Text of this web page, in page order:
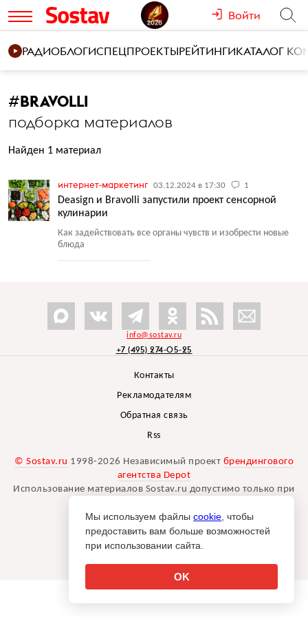
Войти
РАДИОБЛОГИСПЕЦПРОЕКТЫРЕЙТИНГИКАТАЛОГ
#BRAVOLLI
подборка материалов
Найден 1 материал
интернет-маркетинг 03.12.2024 в 17:30 1
Deasign и Bravolli запустили проект сенсорной
кулинарии
Как задействовать все органы чувств и изобрести новые
блюда
info@sostav.ru
+7 (495) 274-05-25
Контакты
Рекламодателям
Обратная связь
Rss
© Sostav.ru 1998-2026 Независимый проект брендингового
агентства Depot
Использование материалов Sostav.ru допустимо только при
Дизайн сайта -Liqium.
18+
Мы используем файлы cookie , чтобы
предоставить вам больше возможностей
при использовании сайта.
OK